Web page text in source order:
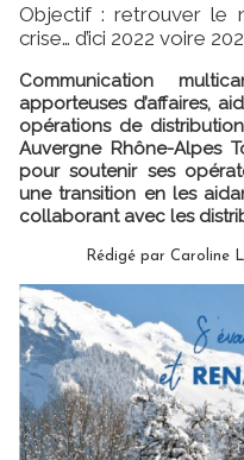
Objectif : retrouver le
crise… d’ici 2022 voire
Communication
apporteuses d’affaires,
opérations de
Auvergne Rhône-Alpes
pour soutenir ses
une transition en les
collaborant avec les
Rédigé par Caroline